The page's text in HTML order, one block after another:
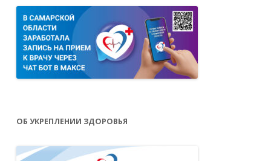
ОБ УКРЕПЛЕНИИ ЗДОРОВЬЯ